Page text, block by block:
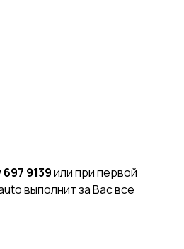
697 9139или при первой
выполнит за Вас все